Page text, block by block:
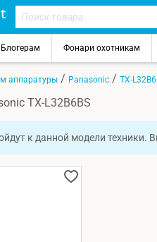
Блогерам Фонари охотникам
аппаратуры / Panasonic / TX-
TX-L32B6BS
к данной модели